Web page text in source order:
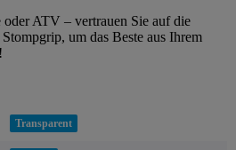
ATV – vertrauen Sie auf die
um das Beste aus Ihrem
Transparent